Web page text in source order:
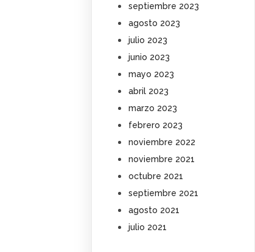
septiembre 2023
agosto 2023
julio 2023
junio 2023
mayo 2023
abril 2023
marzo 2023
febrero 2023
noviembre 2022
noviembre 2021
octubre 2021
septiembre 2021
agosto 2021
julio 2021